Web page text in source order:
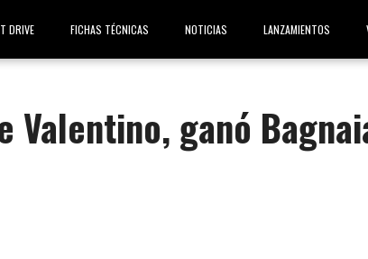
DRIVE FICHAS TÉCNICAS NOTICIAS LANZAMIENTOS
Valentino, ganó